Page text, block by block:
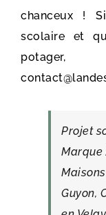
chanceux !
scolaire et
Projet
Marque
Guyon,